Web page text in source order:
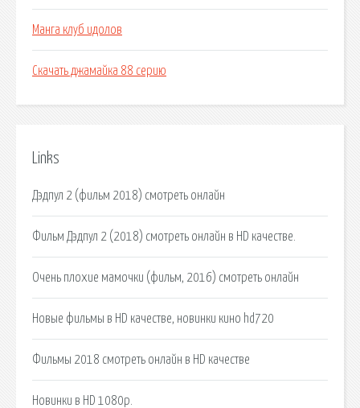
Манга клуб идолов
Скачать джамайка 88 серию
Links
Дэдпул 2 (фильм 2018) смотреть онлайн
Фильм Дэдпул 2 (2018) смотреть онлайн в HD качестве.
Очень плохие мамочки (фильм, 2016) смотреть онлайн
Новые фильмы в HD качестве, новинки кино hd720
Фильмы 2018 смотреть онлайн в HD качестве
Новинки в HD 1080p.